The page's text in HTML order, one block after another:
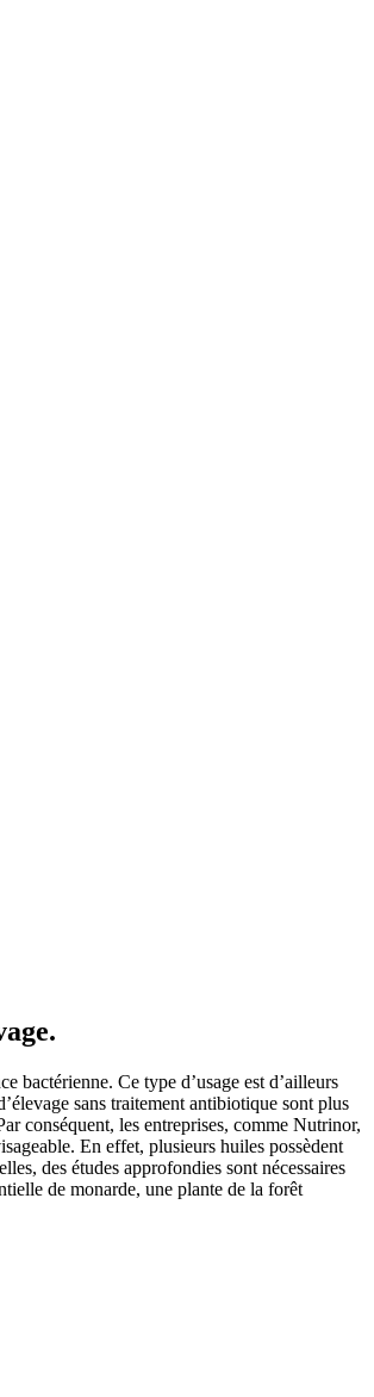
bactérienne. Ce type d’usage est d’ailleurs
sans traitement antibiotique sont plus
conséquent, les entreprises, comme Nutrinor,
En effet, plusieurs huiles possèdent
des études approfondies sont nécessaires
de monarde, une plante de la forêt